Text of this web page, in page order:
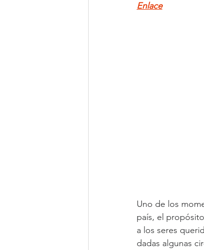
Enlace
Uno de los
país, el
a los seres
dadas algunas